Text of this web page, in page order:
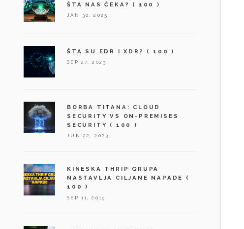
ŠTA NAS ČEKA?
( 100 )
JAN 30, 2025
ŠTA SU EDR I XDR? ( 100 )
SEP 27, 2023
BORBA TITANA: CLOUD
SECURITY VS ON-PREMISES
SECURITY ( 100 )
JUN 22, 2023
KINESKA THRIP GRUPA
NASTAVLJA CILJANE NAPADE
(
100 )
SEP 11, 2019